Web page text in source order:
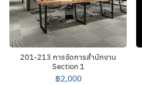
201-213 การจัดการสำนักงาน
Section 1
฿2,000